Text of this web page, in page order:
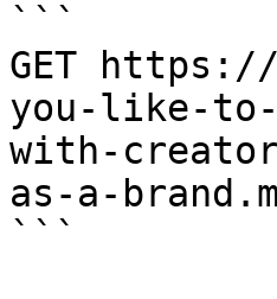
```
GET
you-like-to-
with-
as-a-
```